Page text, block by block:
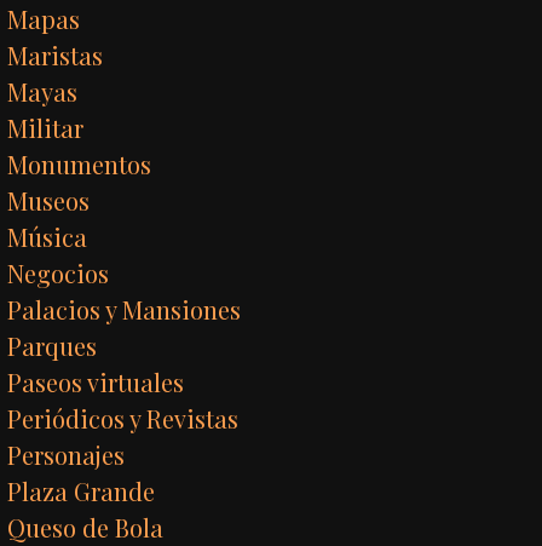
Mapas
Maristas
Mayas
Militar
Monumentos
Museos
Música
Negocios
Palacios y Mansiones
Parques
Paseos virtuales
Periódicos y Revistas
Personajes
Plaza Grande
Queso de Bola